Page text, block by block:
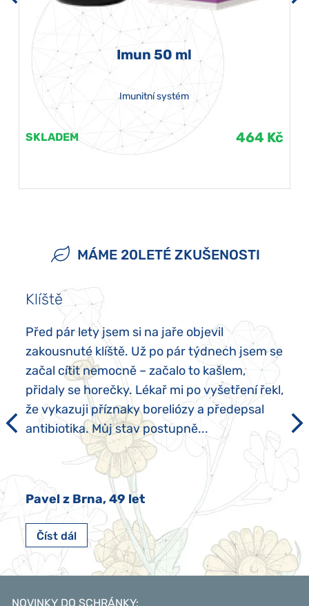
Imun 50 ml
Imunitní systém
SKLADEM 464 Kč
MÁME 20LETÉ ZKUŠENOSTI
Klíště
Před pár lety jsem si na jaře objevil
zakousnuté klíště. Už po pár týdnech jsem se
začal cítit nemocně – začalo to kašlem,
přidaly se horečky. Lékař mi po vyšetření řekl,
že vykazuji příznaky boreliózy a předepsal
antibiotika. Můj stav postupně...
Pavel z Brna, 49 let
Číst dál
NOVINKY DO SCHRÁNKY: